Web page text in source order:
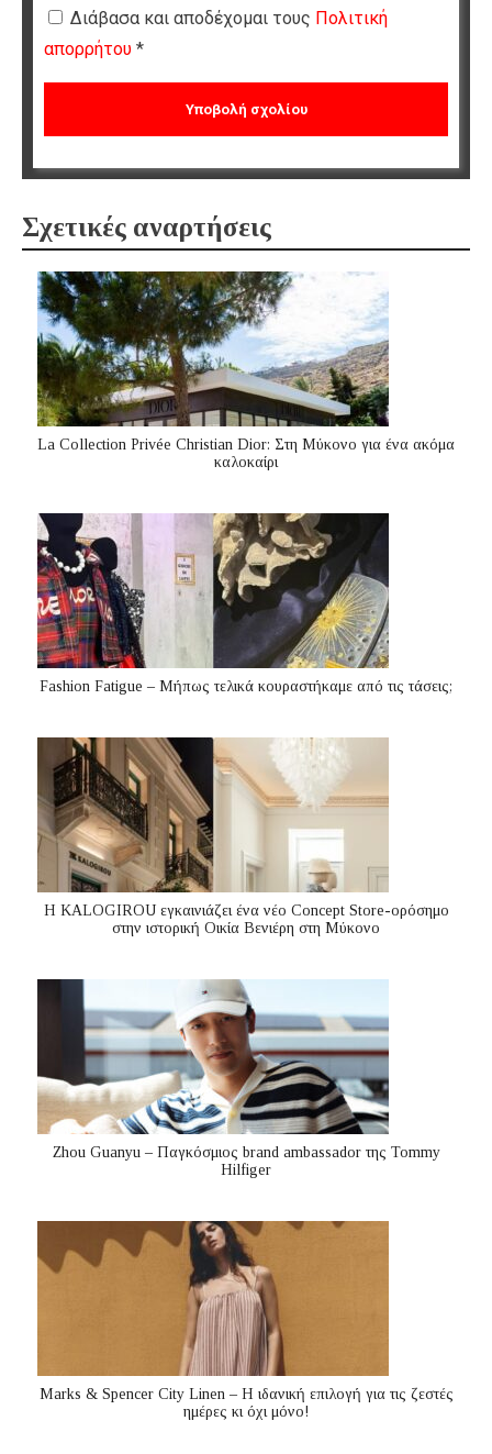
Διάβασα και αποδέχομαι τους Πολιτική
απορρήτου *
Σχετικές αναρτήσεις
La Collection Privée Christian Dior: Στη Μύκονο για ένα ακόμα
καλοκαίρι
Fashion Fatigue – Μήπως τελικά κουραστήκαμε από τις τάσεις;
Η KALOGIROU εγκαινιάζει ένα νέο Concept Store-ορόσημο
στην ιστορική Οικία Βενιέρη στη Μύκονο
Zhou Guanyu – Παγκόσμιος brand ambassador της Tommy
Hilfiger
Marks & Spencer City Linen – Η ιδανική επιλογή για τις ζεστές
ημέρες κι όχι μόνο!